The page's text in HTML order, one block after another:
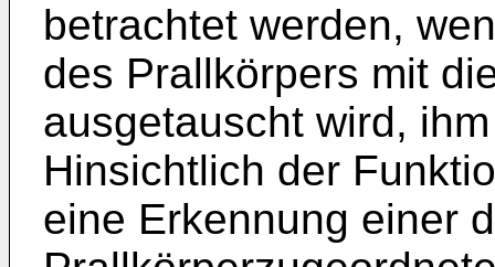
betrachtet werden,
des Prallkörpers mit
ausgetauscht wird,
Hinsichtlich der
eine Erkennung einer